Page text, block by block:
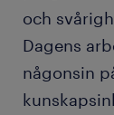
och
Dagens
någonsin